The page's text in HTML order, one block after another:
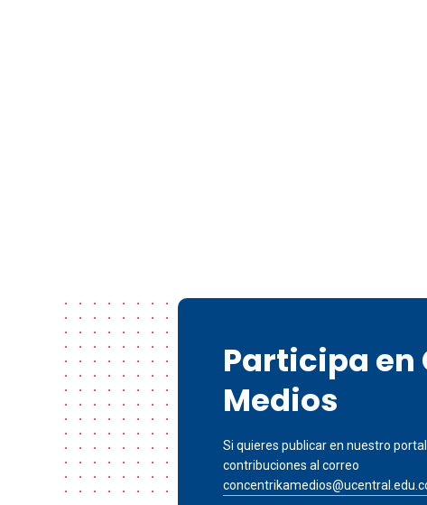
Participa
Medios
Si quieres publicar en nuestro
contribuciones al correo